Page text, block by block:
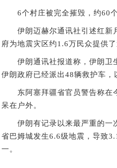
6个村庄被完全摧毁，约60个
伊朗迈赫尔通讯社引述红新
府为地震灾区约1.6万民众提供了
伊朗通讯社报道称，伊朗卫生
伊朗政府已经派出48辆救护车，
东阿塞拜疆省官员警告称在
呆在户外。
伊朗有记录以来最严重的一
省巴姆城发生6.6级地震，导致
一。